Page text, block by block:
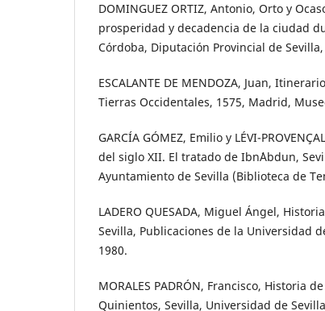
DOMINGUEZ ORTIZ, Antonio, Orto y
prosperidad y decadencia de la ciudad
Córdoba, Diputación Provincial de Sevilla,
ESCALANTE DE MENDOZA, Juan,
Tierras Occidentales, 1575, Madrid,
GARCÍA GÓMEZ, Emilio y LÉVI-
del siglo XII. El tratado de Ibn´Abdun,
Ayuntamiento de Sevilla (Biblioteca de
LADERO QUESADA, Miguel Ángel,
Sevilla, Publicaciones de la Universidad
1980.
MORALES PADRÓN, Francisco, Historia
Quinientos, Sevilla, Universidad de